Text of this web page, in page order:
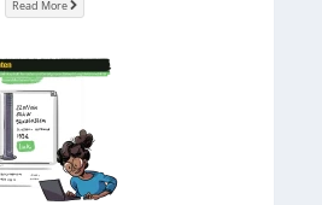
Read More